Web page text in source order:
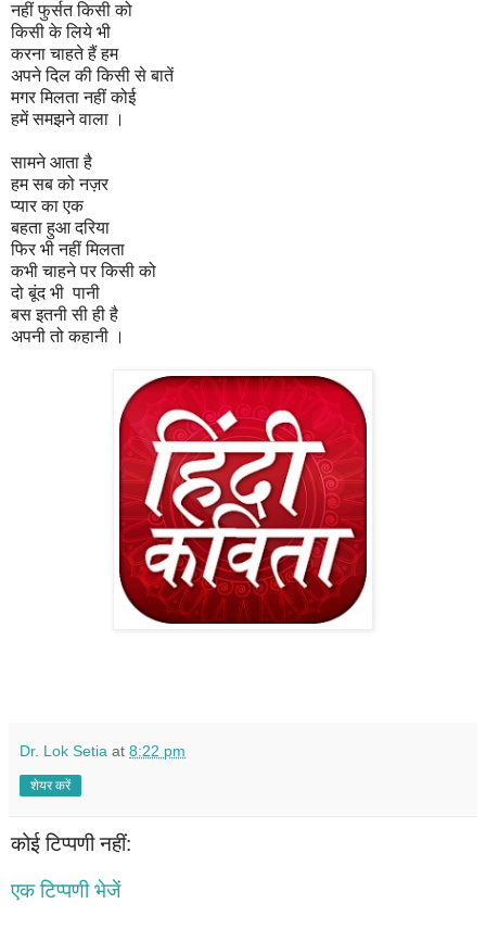
नहीं फुर्सत किसी को
किसी के लिये भी
करना चाहते हैं हम
अपने दिल की किसी से बातें
मगर मिलता नहीं कोई
हमें समझने वाला ।
सामने आता है
हम सब को नज़र
प्यार का एक
बहता हुआ दरिया
फिर भी नहीं मिलता
कभी चाहने पर किसी को
दो बूंद भी पानी
बस इतनी सी ही है
अपनी तो कहानी ।
Dr. Lok Setia at 8:22 pm
शेयर करें
कोई टिप्पणी नहीं:
एक टिप्पणी भेजें